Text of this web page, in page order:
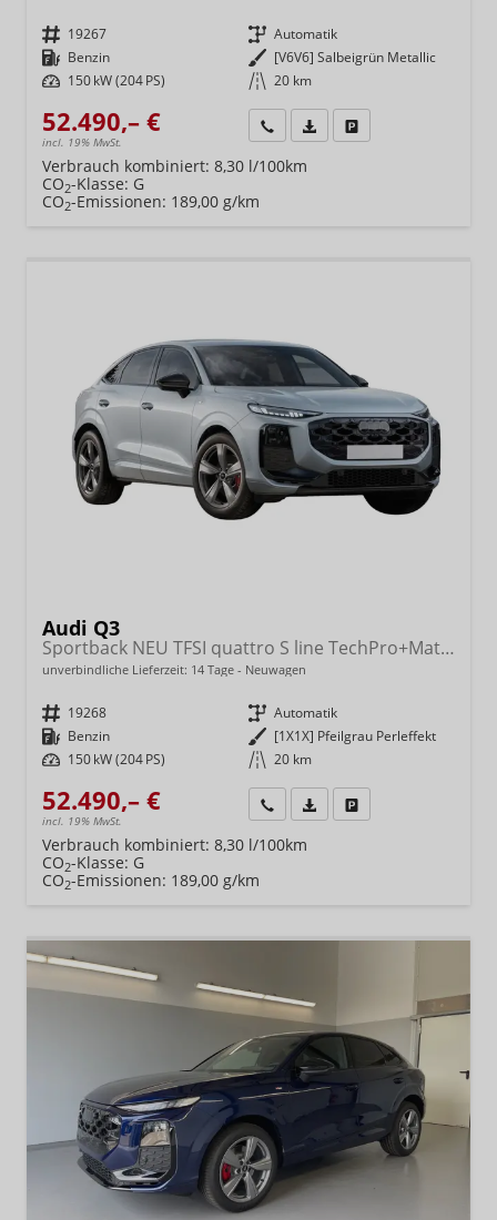
Fahrzeugnr. 19267 Getriebe Automatik
Kraftstoff Benzin Außenfarbe [V6V6] Salbeigrün Metallic
Leistung 150 kW (204 PS) Kilometerstand 20 km
52.490,– €
incl. 19% MwSt.
Wir rufen Sie anFahrzeugexposé (PDF)
Verbrauch kombiniert: 8,30 l/100km
CO2-Klasse: G
CO2-Emissionen: 189,00 g/km
Audi Q3
Sportback NEU TFSI quattro S line TechPro+Matrix+AHK+Alu19+KlimaPlus+ExtSchwarz+DCC
unverbindliche Lieferzeit: 14 Tage Neuwagen
Fahrzeugnr. 19268 Getriebe Automatik
Kraftstoff Benzin Außenfarbe [1X1X] Pfeilgrau Perleffekt
Leistung 150 kW (204 PS) Kilometerstand 20 km
52.490,– €
incl. 19% MwSt.
Wir rufen Sie anFahrzeugexposé (PDF)
Verbrauch kombiniert: 8,30 l/100km
CO2-Klasse: G
CO2-Emissionen: 189,00 g/km